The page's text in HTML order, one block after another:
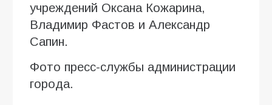
учреждений Оксана Кожарина,
Владимир Фастов и Александр
Сапин.
Фото пресс-службы администрации
города.